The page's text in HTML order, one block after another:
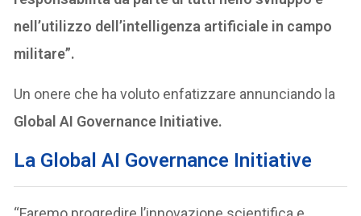
nell’utilizzo dell’intelligenza artificiale in campo
militare”.
Un onere che ha voluto enfatizzare annunciando la
Global AI Governance Initiative.
La Global AI Governance Initiative